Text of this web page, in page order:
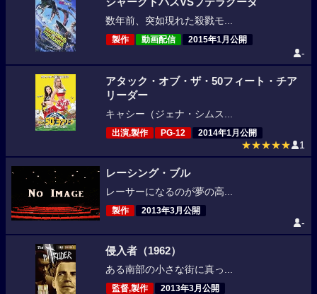
数年前、突如現れた殺戮モ...
製作 動画配信 2015年1月公開
-
アタック・オブ・ザ・50フィート・チア
リーダー
キャシー（ジェナ・シムス...
出演,製作 PG-12 2014年1月公開
★★★★★ 1
レーシング・ブル
レーサーになるのが夢の高...
製作 2013年3月公開
-
侵入者（1962）
ある南部の小さな街に真っ...
監督,製作 2013年3月公開